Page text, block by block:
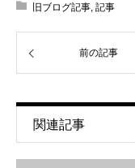
旧ブログ記事 記事
前の記事
関連記事